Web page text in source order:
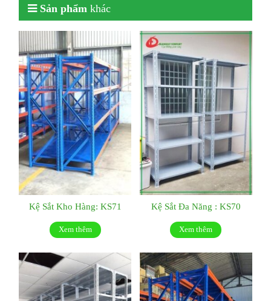
Sản phẩm khác
Kệ Sắt Kho Hàng: KS71
Xem thêm
Kệ Sắt Đa Năng : KS70
Xem thêm